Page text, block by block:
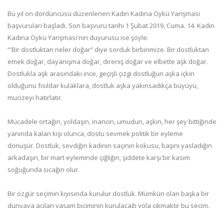
Bu yıl on dördüncüsü düzenlenen Kadın Kadına Öykü Yarışması
başvuruları başladı. Son başvuru tarihi 1 Şubat 2019, Cuma. 14. Kadın
Kadına Öykü Yarışması'nın duyurusu ise şöyle:
“'Bir dostluktan neler doğar” diye sorduk birbirimize. Bir dostluktan
emek doğar, dayanışma doğar, direniş doğar ve elbette aşk doğar.
Dostlukla aşk arasındaki ince, geçişli çizgi dostluğun aşka içkin
olduğunu fısıldar kulaklara, dostluk aşka yakınsadıkça büyüyü,
mucizeyi hatırlatır.
Mücadele ortağın, yoldaşın, inancın, umudun, aşkın, her şey bittiğinde
yanında kalan kişi olunca, dostu sevmek politik bir eyleme
dönüşür. Dostluk, sevdiğin kadının saçının kokusu, başını yasladığın
arkadaşın, bir mart eyleminde çığlığın, şiddete karşı bir kasım
soğuğunda sıcağın olur.
Bir özgür seçimin kıyısında kurulur dostluk. Mümkün olan başka bir
dünyaya açılan yaşam biçiminin kurulacağı yola çıkmaktır bu seçim.